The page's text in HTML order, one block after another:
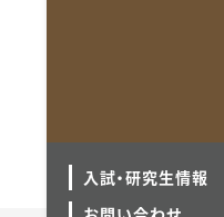
入試・研究生情報